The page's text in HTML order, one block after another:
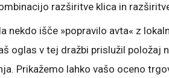
razširitve klica in
nekdo išče »popravilo avta« z
oglas v tej dražbi prislužil položaj
Prikažemo lahko vašo oceno